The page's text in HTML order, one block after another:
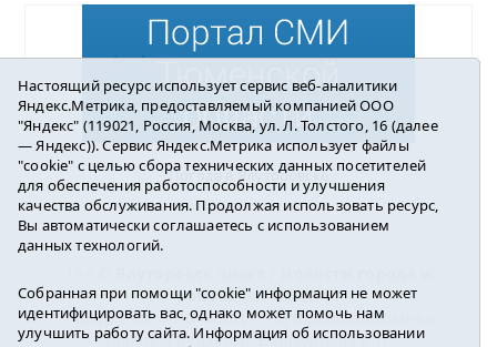
Погода в Ялуторовске
района2016-2023
Учредитель: АНО «ИИЦ « Ялуторовская жизнь».
Главный редактор: Вешкурцева С.П.
Настоящий ресурс использует сервис веб-аналитики
Яндекс.Метрика, предоставляемый компанией ООО
"Яндекс" (119021, Россия, Москва, ул. Л. Толстого, 16 (далее
— Яндекс)). Сервис Яндекс.Метрика использует файлы
"cookie" с целью сбора технических данных посетителей
для обеспечения работоспособности и улучшения
качества обслуживания. Продолжая использовать ресурс,
Вы автоматически соглашаетесь с использованием
данных технологий.
Собранная при помощи "cookie" информация не может
идентифицировать вас, однако может помочь нам
улучшить работу сайта. Информация об использовании